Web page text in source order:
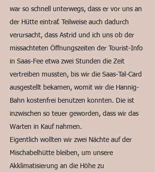
war so schnell unterwegs, dass er vor uns an
der Hütte eintraf. Teilweise auch dadurch
verursacht, dass Astrid und ich uns ob der
missachteten Öffnungszeiten der Tourist-Info
in Saas-Fee etwa zwei Stunden die Zeit
vertreiben mussten, bis wir die Saas-Tal-Card
ausgestellt bekamen, womit wir die Hannig-
Bahn kostenfrei benutzen konnten. Die ist
inzwischen so teuer geworden, dass wir das
Warten in Kauf nahmen.
Eigentlich wollten wir zwei Nächte auf der
Mischabelhütte bleiben, um unsere
Akklimatisierung an die Höhe zu